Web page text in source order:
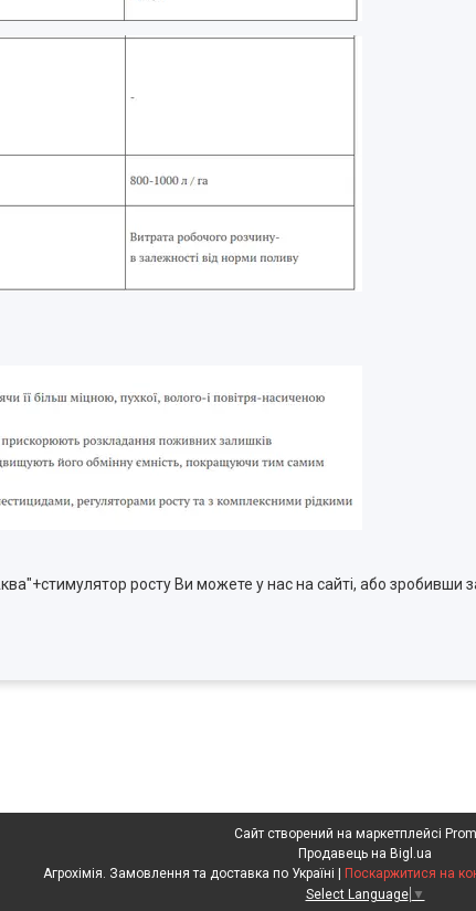
росту Ви можете у нас на сайті, або зробивши
Сайт створений на маркетплейсі
Продавець на Bigl.ua
Поскаржитися на
Select Language ▼